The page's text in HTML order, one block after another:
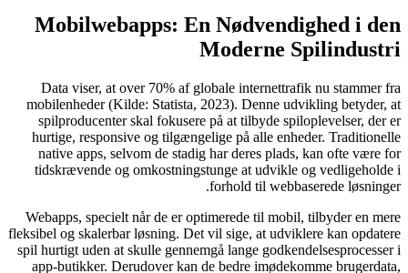
Mobilwebapps: En Nødvendighed i den
Moderne Spilindustri
Data viser, at over 70% af globale internettrafik nu stammer fra
mobilenheder (Kilde: Statista, 2023). Denne udvikling betyder, at
spilproducenter skal fokusere på at tilbyde spiloplevelser, der er
hurtige, responsive og tilgængelige på alle enheder. Traditionelle
native apps, selvom de stadig har deres plads, kan ofte være for
tidskrævende og omkostningstunge at udvikle og vedligeholde i
forhold til webbaserede løsninger.
Webapps, specielt når de er optimerede til mobil, tilbyder en mere
fleksibel og skalerbar løsning. Det vil sige, at udviklere kan opdatere
spil hurtigt uden at skulle gennemgå lange godkendelsesprocesser i
app-butikker. Derudover kan de bedre imødekomme brugerdata,